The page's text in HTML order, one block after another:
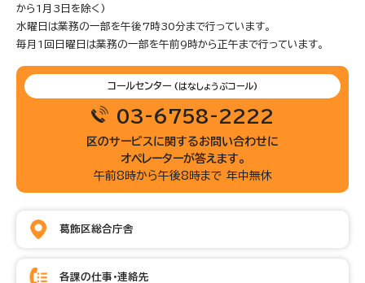
から1月3日を除く)
水曜日は業務の一部を午後7時30分まで行っています。
毎月1回日曜日は業務の一部を午前9時から正午まで行っています。
コールセンター (はなしょうぶコール)
03-6758-2222
区のサービスに関するお問い合わせに
オペレーターが答えます。
午前8時から午後8時まで 年中無休
葛飾区総合庁舎
各課の仕事・連絡先